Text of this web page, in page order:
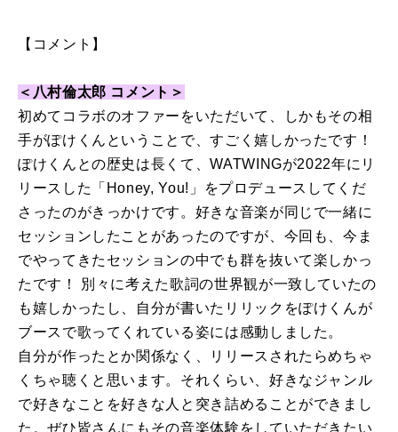
【コメント】
＜八村倫太郎 コメント＞
初めてコラボのオファーをいただいて、しかもその相
手がぽけくんということで、すごく嬉しかったです！
ぽけくんとの歴史は長くて、WATWINGが2022年にリ
リースした「Honey, You!」をプロデュースしてくだ
さったのがきっかけです。好きな音楽が同じで一緒に
セッションしたことがあったのですが、今回も、今ま
でやってきたセッションの中でも群を抜いて楽しかっ
たです！ 別々に考えた歌詞の世界観が一致していたの
も嬉しかったし、自分が書いたリリックをぽけくんが
ブースで歌ってくれている姿には感動しました。
自分が作ったとか関係なく、リリースされたらめちゃ
くちゃ聴くと思います。それくらい、好きなジャンル
で好きなことを好きな人と突き詰めることができまし
た。ぜひ皆さんにもその音楽体験をしていただきたい